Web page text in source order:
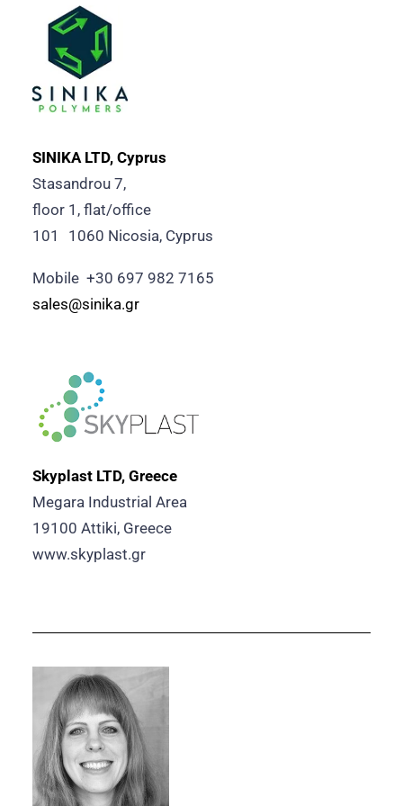
SINIKA LTD, Cyprus
Stasandrou 7,
floor 1, flat/office
101 1060 Nicosia, Cyprus
Mobile +30 697 982 7165
sales@sinika.gr
Skyplast LTD, Greece
Megara Industrial Area
19100 Attiki, Greece
www.skyplast.gr